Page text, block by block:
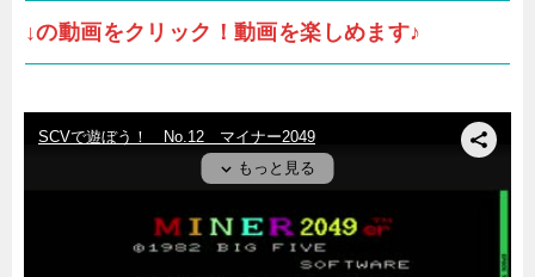
↓の動画をクリック！動画を楽しめます♪